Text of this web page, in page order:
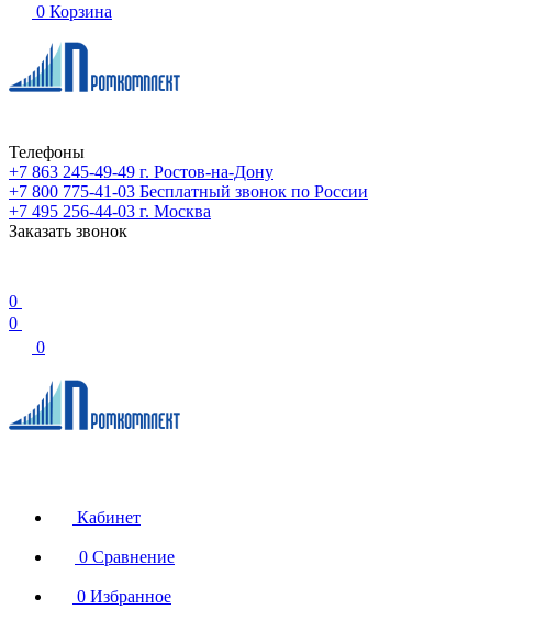
0 Корзина
Телефоны
+7 863 245-49-49 г. Ростов-на-Дону
+7 800 775-41-03 Бесплатный звонок по России
+7 495 256-44-03 г. Москва
Заказать звонок
0
0
0
Кабинет
0 Сравнение
0 Избранное